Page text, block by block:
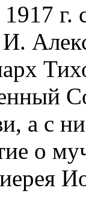
1917
И.
а с
о